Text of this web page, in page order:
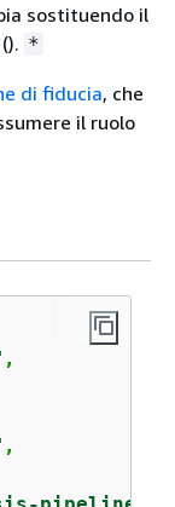
sostituendo il
*
di fiducia, che
il ruolo
,
,